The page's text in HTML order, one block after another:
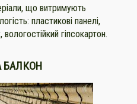
що витримують
пластикові панелі,
гіпсокартон.
БАЛКОН